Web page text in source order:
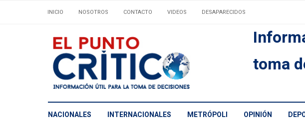
INICIO NOSOTROS CONTACTO VIDEOS DESAPARECIDOS
toma
NACIONALES INTERNACIONALES METRÓPOLI OPINIÓN